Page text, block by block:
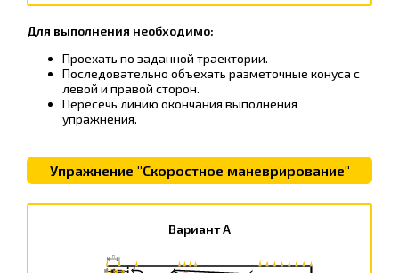
Для выполнения необходимо:
Проехать по заданной траектории.
Последовательно объехать разметочные конуса с
левой и правой сторон.
Пересечь линию окончания выполнения
упражнения.
Упражнение "Скоростное маневрирование"
Вариант А